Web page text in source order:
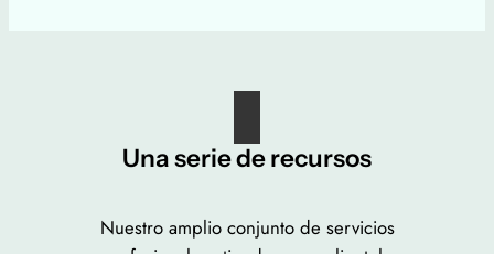
Una serie de recursos
Nuestro amplio conjunto de servicios